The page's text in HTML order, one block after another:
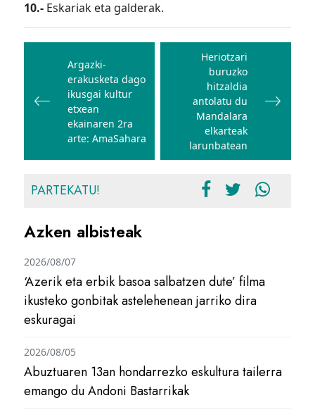
10.- Eskariak eta galderak.
Bidalketetan
zehar
nabigatu
Argazki-
erakusketa dago
ikusgai kultur
etxean
ekainaren 2ra
arte: AmaSahara
Heriotzari
buruzko
hitzaldia
antolatu du
Mandalara
elkarteak
larunbatean
PARTEKATU!
Azken albisteak
‘Azerik eta erbik basoa salbatzen dute’ filma
ikusteko gonbitak astelehenean jarriko dira
eskuragai
2026/08/07
Abuztuaren 13an hondarrezko eskultura tailerra
emango du Andoni Bastarrikak
2026/08/05